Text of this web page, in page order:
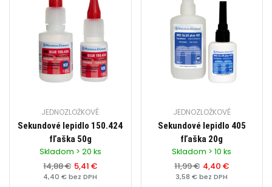
JEDNOZLOŽKOVÉ
Sekundové lepidlo 150.424
fľaška 50g
Skladom > 20 ks
14,88 € 5,41 €
4,40 € bez DPH
JEDNOZLOŽKOVÉ
Sekundové lepidlo 405
fľaška 20g
Skladom > 10 ks
11,99 € 4,40 €
3,58 € bez DPH